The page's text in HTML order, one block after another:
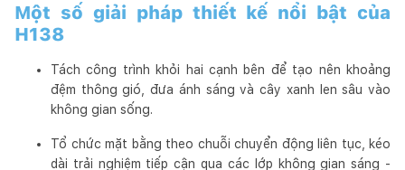
Một số giải pháp thiết kế nổi bật của
H138
Tách công trình khỏi hai cạnh bên để tạo nên khoảng
đệm thông gió, đưa ánh sáng và cây xanh len sâu vào
không gian sống.
Tổ chức mặt bằng theo chuỗi chuyển động liên tục, kéo
dài trải nghiệm tiếp cận qua các lớp không gian sáng -